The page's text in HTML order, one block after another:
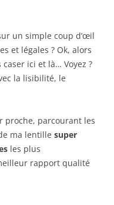
un simple coup d’œil
et légales ? Ok, alors
ici et là… Voyez ?
la lisibilité, le
proche, parcourant les
ma lentille super
les plus
rapport qualité